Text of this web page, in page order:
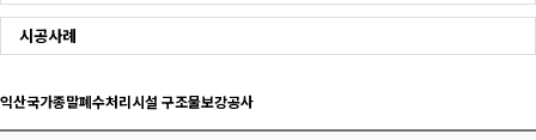
시공사례
익산국가종말폐수처리시설 구조물보강공사